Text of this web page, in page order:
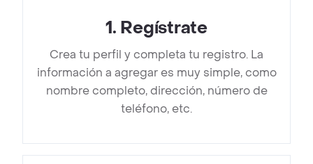
1. Regístrate
Crea tu perfil y completa tu registro. La
información a agregar es muy simple, como
nombre completo, dirección, número de
teléfono, etc.